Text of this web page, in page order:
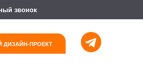
звонок
ДИЗАЙН-ПРОЕКТ